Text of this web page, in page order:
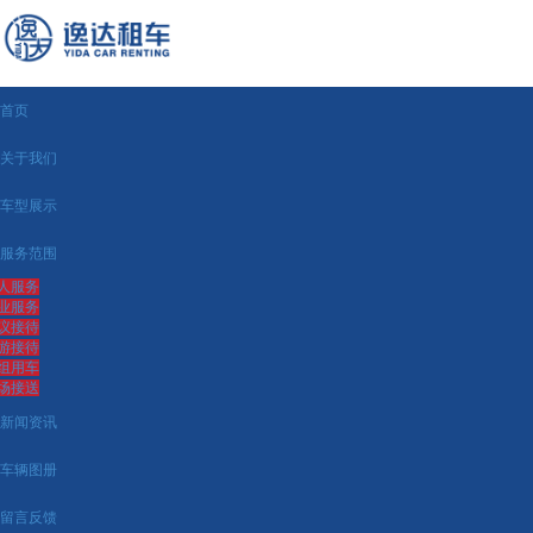
首页
关于我们
车型展示
服务范围
服务
服务
接待
接待
用车
接送
新闻资讯
车辆图册
留言反馈